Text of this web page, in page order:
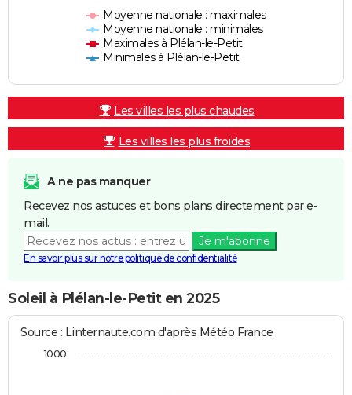
Moyenne nationale : maximales
Moyenne nationale : minimales
Maximales à Plélan-le-Petit
Minimales à Plélan-le-Petit
Les villes les plus chaudes
Les villes les plus froides
A ne pas manquer
Recevez nos astuces et bons plans directement par e-
mail.
Je m'abonne
En savoir plus sur notre politique de confidentialité
Soleil à Plélan-le-Petit en 2025
Source : Linternaute.com d'après Météo France
1000